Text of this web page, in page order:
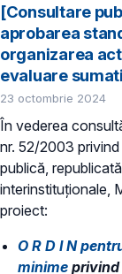
[Consultare
aprobarea
organizarea
evaluare
23 octombrie 2024
În vederea
nr. 52/2003
publică,
interinstituționale,
proiect:
O R D I N
minime privind